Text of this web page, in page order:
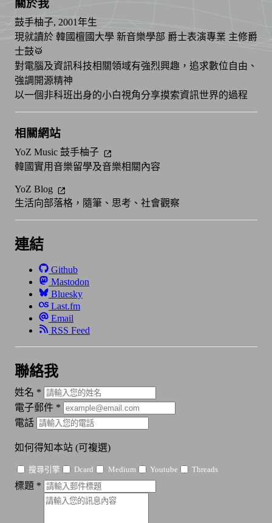
關於我
鼓手柚子, 2001年生
現就讀於 韓國檀國大學 新音樂學部 爵士表演專業 主修爵
士鼓🥁
對電腦及資訊科技相關領域有強烈興趣，追求數位自由、
強調開源精神
以一個非科班出身的小白視角分享摸索資訊世界的過程
相關網站
YoZ Music 鼓手柚子
韓國實用音樂留學及音樂相關內容
YoZ Blog
生活向部落格，隨筆、思考、社會觀察
連結
Github
Mastodon
Bluesky
Last.fm
Email
RSS Feed
聯絡我
姓名 *
電子郵件 *
電話
如何得知本站 (可複選)
搜尋引擎 Dcard Medium Youtube Threads
標題 *